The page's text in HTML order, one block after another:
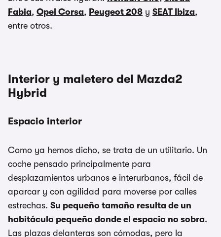
Fabia, Opel Corsa, Peugeot 208 y SEAT Ibiza,
entre otros.
Interior y maletero del Mazda2
Hybrid
Espacio interior
Como ya hemos dicho, se trata de un utilitario. Un
coche pensado principalmente para
desplazamientos urbanos e interurbanos, fácil de
aparcar y con agilidad para moverse por calles
estrechas. Su pequeño tamaño resulta de un
habitáculo pequeño donde el espacio no sobra.
Las plazas delanteras son cómodas, pero la